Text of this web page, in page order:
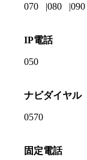
070 080 090
IP電話
050
ナビダイヤル
0570
固定電話